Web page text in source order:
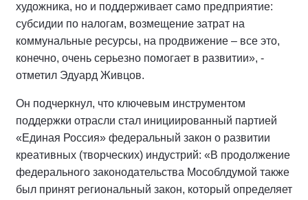
художника, но и поддерживает само предприятие:
субсидии по налогам, возмещение затрат на
коммунальные ресурсы, на продвижение – все это,
конечно, очень серьезно помогает в развитии», -
отметил Эдуард Живцов.
Он подчеркнул, что ключевым инструментом
поддержки отрасли стал инициированный партией
«Единая Россия» федеральный закон о развитии
креативных (творческих) индустрий: «В продолжение
федерального законодательства Мособлдумой также
был принят региональный закон, который определяет